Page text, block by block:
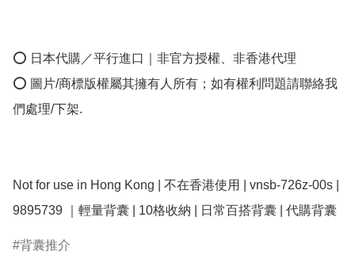
⭕ 日本代購／平行進口｜非官方授權、非香港代理
⭕ 圖片/商標版權屬其擁有人所有；如有權利問題請聯絡我
們處理/下架.
Not for use in Hong Kong | 不在香港使用 | vnsb-726z-00s |
9895739 ｜輕量背囊 | 10格收納 | 日常百搭背囊 | 代購背囊
背囊推介